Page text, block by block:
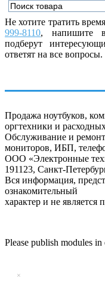
Не хотите тратить
999-8110, напишите
подберут
ответят на все вопросы.
Продажа ноутбуков,
оргтехники и
Обслуживание и
мониторов, ИБП,
ООО «Электронные
191123, Санкт-
Вся информация,
ознакомительный
характер и не является
Please publish modules in
×